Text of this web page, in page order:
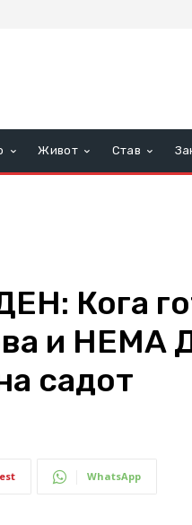
Живот Став
Кога
и НЕМА
садот
WhatsApp